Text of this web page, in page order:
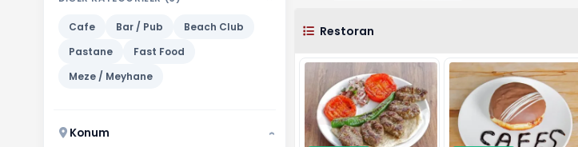
Cafe Bar / Pub
Beach Club
Pastane
Fast Food
Meze / Meyhane
Konum ›
Restoran